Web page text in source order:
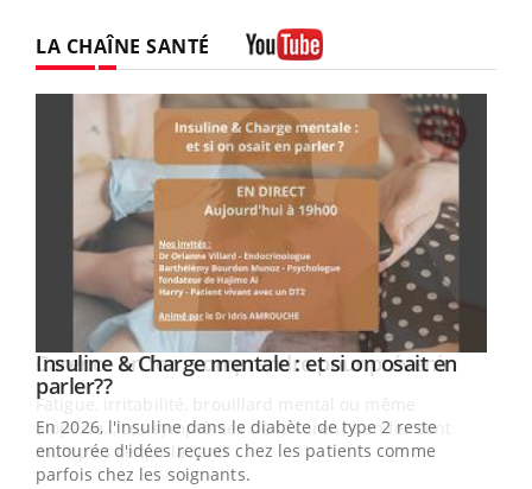
LA CHAÎNE SANTÉ
Youtube
Insuline & Charge mentale : et si on osait en
parler??Youtube
En 2026, l'insuline dans le diabète de type 2 reste
entourée d'idées reçues chez les patients comme
parfois chez les soignants.